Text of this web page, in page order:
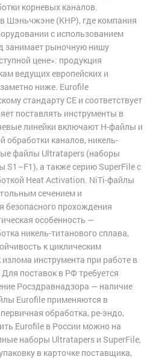
корневых каналов.
Шэньчжэне (КНР), где компания
с использованием
занимает рыночную нишу
цене»: продукция
ведущих европейских и
ниже. Eurofile
стандарту CE и соответствует
поставлять инструменты в
линейки включают H-файлы и
обработки каналов, никель-
файлы Ultratapers (наборы
а также серию SuperFile с
Heat Activation. NiTi-файлы
сечением и
безопасного прохождения
особенность —
никель-титанового сплава,
к циклическим
инструмента при работе в
поставок в РФ требуется
Росздравнадзора — наличие
Eurofile применяются в
обработка, ре-эндо,
Eurofile в России можно на
наборы Ultratapers и SuperFile,
в карточке поставщика,